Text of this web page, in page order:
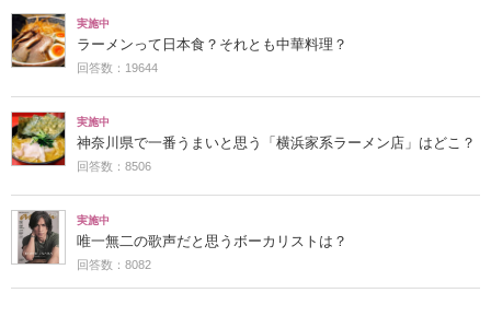
実施中
ラーメンって日本食？それとも中華料理？
回答数：19644
実施中
神奈川県で一番うまいと思う「横浜家系ラーメン店」はどこ？
回答数：8506
実施中
唯一無二の歌声だと思うボーカリストは？
回答数：8082